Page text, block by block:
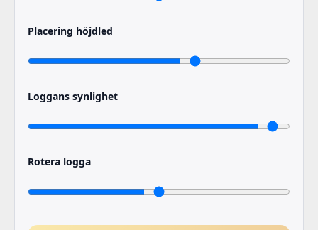
Placering höjdled
Loggans synlighet
Rotera logga